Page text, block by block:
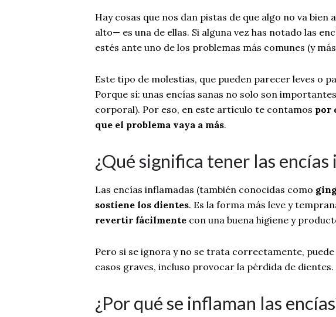
Hay cosas que nos dan pistas de que algo no va
alto— es una de ellas. Si alguna vez has notado las
estés ante uno de los problemas más comunes (y
Este tipo de molestias, que pueden parecer leves o
Porque sí: unas encías sanas no solo son
corporal). Por eso, en este artículo te contamos por
que el problema vaya a más.
¿Qué significa tener las encías
Las encías inflamadas (también conocidas como
sostiene los dientes. Es la forma más leve y
revertir fácilmente con una buena higiene y
Pero si se ignora y no se trata correctamente,
casos graves, incluso provocar la pérdida de
¿Por qué se inflaman las